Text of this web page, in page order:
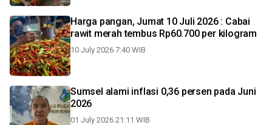
Harga pangan, Jumat 10 Juli 2026 : Cabai
rawit merah tembus Rp60.700 per kilogram
10 July 2026 7:40 WIB
Sumsel alami inflasi 0,36 persen pada Juni
2026
01 July 2026 21:11 WIB